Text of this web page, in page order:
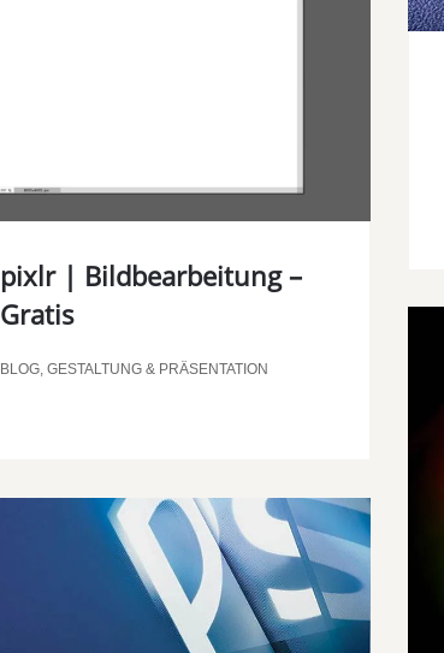
pixlr | Bildbearbeitung –
Gratis
BLOG, GESTALTUNG & PRÄSENTATION